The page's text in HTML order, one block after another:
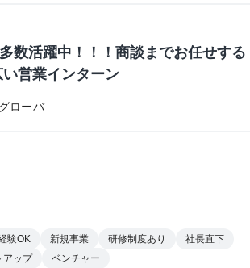
数活躍中！！！商談までお任せする
営業インターン
ローバ
験OK 新規事業 研修制度あり
社長直下
アップ ベンチャー